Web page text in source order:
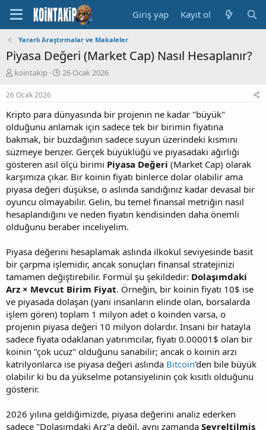
Giriş yap Kayıt ol
Yararlı Araştırmalar ve Makaleler
Piyasa Değeri (Market Cap) Nasıl Hesaplanır?
K
o
n
y
u
B
a
ş
l
a
t
a
n
kointakip
B
a
a
n
g
ç
t
a
r
i
h
26 Ocak 2026
26 Ocak 2026
Kripto para dünyasında bir projenin ne kadar "büyük"
olduğunu anlamak için sadece tek bir birimin fiyatına
bakmak, bir buzdağının sadece suyun üzerindeki kısmını
süzmeye benzer. Gerçek büyüklüğü ve piyasadaki ağırlığı
gösteren asıl ölçü birimi Piyasa Değeri (Market Cap) olarak
karşımıza çıkar. Bir koinin fiyatı binlerce dolar olabilir ama
piyasa değeri düşükse, o aslında sandığınız kadar devasal bir
oyuncu olmayabilir. Gelin, bu temel finansal metriğin nasıl
hesaplandığını ve neden fiyatın kendisinden daha önemli
olduğunu beraber inceliyelim.
Piyasa değerini hesaplamak aslında ilkokul seviyesinde basit
bir çarpma işlemidir, ancak sonuçları finansal stratejinizi
tamamen değiştirebilir. Formül şu şekildedir: Dolaşımdaki
Arz × Mevcut Birim Fiyat. Örneğin, bir koinin fiyatı 10$ ise
ve piyasada dolaşan (yani insanların elinde olan, borsalarda
işlem gören) toplam 1 milyon adet o koinden varsa, o
projenin piyasa değeri 10 milyon dolardır. İnsani bir hatayla
sadece fiyata odaklanan yatırımcılar, fiyatı 0.00001$ olan bir
koinin "çok ucuz" olduğunu sanabilir; ancak o koinin arzı
katrilyonlarca ise piyasa değeri aslında Bitcoin'den bile büyük
olabilir ki bu da yükselme potansiyelinin çok kısıtlı olduğunu
gösterir.
2026 yılına geldiğimizde, piyasa değerini analiz ederken
sadece "Dolaşımdaki Arz"a değil, aynı zamanda Seyreltilmiş